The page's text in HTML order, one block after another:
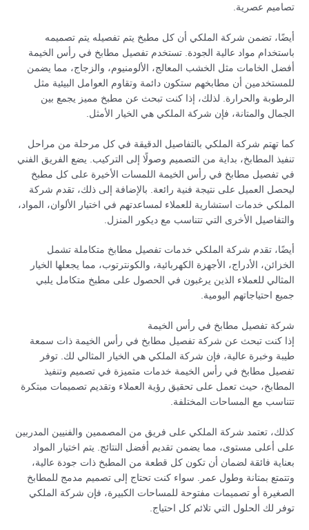
تصاميم عصرية.
أيضًا، تضمن شركة الملكي أن كل مطبخ يتم تفصيله يتم تصميمه
باستخدام مواد عالية الجودة. تستخدم تفصيل مطابخ في رأس الخيمة
أفضل الخامات مثل الخشب المعالج، الألومنيوم، والزجاج، مما يضمن
للمستخدمين أن مطابخهم ستكون دائمة وتقاوم العوامل البيئية مثل
الرطوبة والحرارة. لذلك، إذا كنت تبحث عن مطبخ مميز يجمع بين
الجمال والمتانة، فإن شركة الملكي هي الخيار الأمثل.
كما تهتم شركة الملكي بالتفاصيل الدقيقة في كل مرحلة من مراحل
تنفيذ المطابخ، بداية من التصميم وصولًا إلى التركيب. يضع الفريق الفني
في تفصيل مطابخ في رأس الخيمة اللمسات الأخيرة على كل مطبخ
ليحصل العميل على نتيجة فنية رائعة. بالإضافة إلى ذلك، تقدم شركة
الملكي خدمات استشارية للعملاء لمساعدتهم في اختيار الألوان، المواد،
والتفاصيل الأخرى التي تتناسب مع ديكور المنزل.
أيضًا، تقدم شركة الملكي خدمات تفصيل مطابخ متكاملة تشمل
الخزائن، الأدراج، الأجهزة الكهربائية، والكونترتوب، مما يجعلها الخيار
المثالي للعملاء الذين يرغبون في الحصول على مطبخ متكامل يلبي
جميع احتياجاتهم اليومية.
شركة تفصيل مطابخ في رأس الخيمة
إذا كنت تبحث عن شركة تفصيل مطابخ في رأس الخيمة ذات سمعة
طيبة وخبرة عالية، فإن شركة الملكي هي الخيار المثالي لك. توفر
تفصيل مطابخ في رأس الخيمة خدمات متميزة في تصميم وتنفيذ
المطابخ، حيث تعمل على تحقيق رؤية العملاء وتقديم تصميمات مبتكرة
تتناسب مع المساحات المختلفة.
كذلك، تعتمد شركة الملكي على فريق من المصممين والفنيين المدربين
على أعلى مستوى، مما يضمن تقديم أفضل النتائج. يتم اختيار المواد
بعناية فائقة لضمان أن تكون كل قطعة من المطبخ ذات جودة عالية،
وتتمتع بمتانة وطول عمر. سواء كنت تحتاج إلى تصميم مدمج للمطابخ
الصغيرة أو تصميمات مفتوحة للمساحات الكبيرة، فإن شركة الملكي
توفر لك الحلول التي تلائم كل احتياج.